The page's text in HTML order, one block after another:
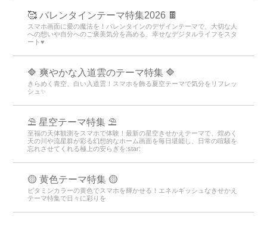
🥰 バレンタインテーマ特集2026 🍫
スマホ画面に愛の魔法を！バレンタインのデザインテーマで、大切な人
への想いや自分へのご褒美気分を高める、幸せなデジタルライフをスタ
ート♥️
🔷 爽やかな入道雲のテーマ特集 🔷
きらめく青空、白い入道雲！スマホを飾る夏空テーマで気分をリフレッ
シュ✨
⛱️ 星空テーマ特集 ⛱️
至福の天体観測をスマホで体験！最新の星空きせかえテーマで、煌めく
天の川や流星群が彩る幻想的なホーム画面を毎日堪能し、日常の喧騒を
忘れさせてくれる極上の安らぎを:star:️
🟡 黄色テーマ特集 🟡
ビタミンカラーの黄色でスマホを輝かせる！エネルギッシュなきせかえ
テーマ特集で日々に彩りを